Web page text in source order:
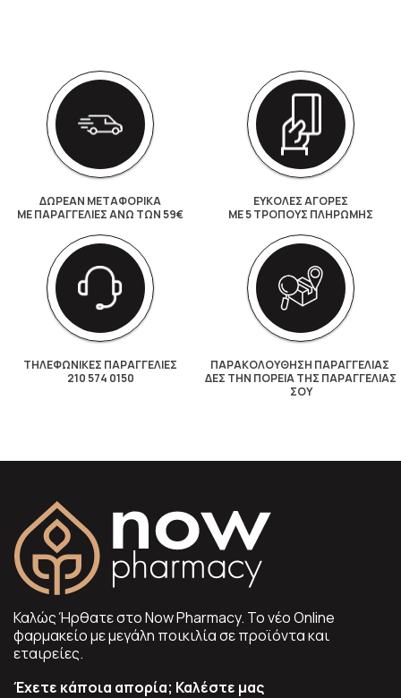
ΔΩΡΕΑΝ ΜΕΤΑΦΟΡΙΚΑ
ΜΕ ΠΑΡΑΓΓΕΛΊΕΣ ΆΝΩ ΤΩΝ 59€
ΕΥΚΟΛΕΣ ΑΓΟΡΕΣ
ΜΕ 5 ΤΡΌΠΟΥΣ ΠΛΗΡΩΜΉΣ
ΤΗΛΕΦΩΝΙΚΕΣ ΠΑΡΑΓΓΕΛΙΕΣ
210 574 0150
ΠΑΡΑΚΟΛΟΎΘΗΣΗ ΠΑΡΑΓΓΕΛΊΑΣ
ΔΕΣ ΤΗΝ ΠΟΡΕΊΑ ΤΗΣ ΠΑΡΑΓΓΕΛΊΑΣ
ΣΟΥ
Καλώς Ήρθατε στο Now Pharmacy. To νέο Online
φαρμακείο με μεγάλη ποικιλία σε προϊόντα και
εταιρείες.
Έχετε κάποια απορία; Καλέστε μας